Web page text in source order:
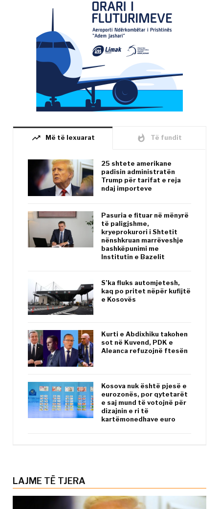
trending_up Më të lexuarat whatshot Të fundit
25 shtete amerikane
padisin administratën
Trump për tarifat e reja
ndaj importeve
Pasuria e fituar në mënyrë
të paligjshme,
kryeprokurori i Shtetit
nënshkruan marrëveshje
bashkëpunimi me
Institutin e Bazelit
S’ka fluks automjetesh,
kaq po pritet nëpër kufijtë
e Kosovës
Kurti e Abdixhiku takohen
sot në Kuvend, PDK e
Aleanca refuzojnë ftesën
Kosova nuk është pjesë e
eurozonës, por qytetarët
e saj mund të votojnë për
dizajnin e ri të
kartëmonedhave euro
LAJME TË TJERA